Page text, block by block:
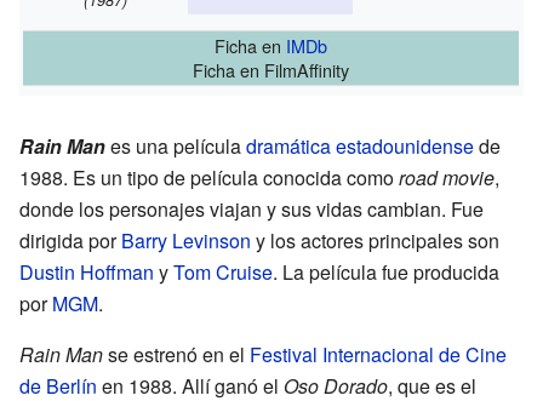
Ficha en IMDb
Ficha en FilmAffinity
Rain Manes una películadramáticaestadounidensede
1988. Es un tipo de película conocida comoroad movie,
donde los personajes viajan y sus vidas cambian. Fue
dirigida porBarry Levinson y los actores principales son
Dustin Hoffman yTom Cruise. La película fue producida
porMGM.
Rain Manse estrenó en el Festival Internacional de Cine
de Berlín en 1988. Allí ganó el Oso Dorado, que es el